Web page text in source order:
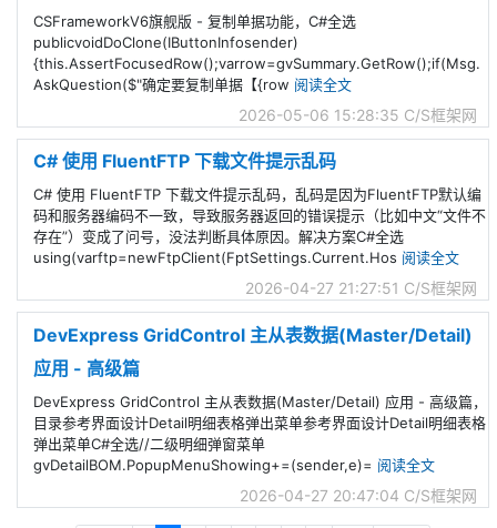
CSFrameworkV6旗舰版 - 复制单据功能，C#全选
publicvoidDoClone(IButtonInfosender)
{this.AssertFocusedRow();varrow=gvSummary.GetRow();if(Msg.
AskQuestion($"确定要复制单据【{row 阅读全文
2026-05-06 15:28:35 C/S框架网
C# 使用 FluentFTP 下载文件提示乱码
C# 使用 FluentFTP 下载文件提示乱码，乱码是因为FluentFTP默认编
码和服务器编码不一致，导致服务器返回的错误提示（比如中文“文件不
存在”）变成了问号，没法判断具体原因。解决方案C#全选
using(varftp=newFtpClient(FptSettings.Current.Hos 阅读全文
2026-04-27 21:27:51 C/S框架网
DevExpress GridControl 主从表数据(Master/Detail)
应用 - 高级篇
DevExpress GridControl 主从表数据(Master/Detail) 应用 - 高级篇，
目录参考界面设计Detail明细表格弹出菜单参考界面设计Detail明细表格
弹出菜单C#全选//二级明细弹窗菜单
gvDetailBOM.PopupMenuShowing+=(sender,e)= 阅读全文
2026-04-27 20:47:04 C/S框架网